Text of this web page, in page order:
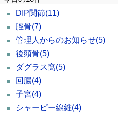
DIP関節(11)
脛骨(7)
管理人からのお知らせ(5)
後頭骨(5)
ダグラス窩(5)
回腸(4)
子宮(4)
シャーピー線維(4)